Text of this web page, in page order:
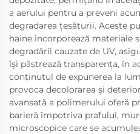
a aerului pentru a preveni
degradarea țesăturii. Aceste
haine incorporează materiale
degradării cauzate de UV,
își păstrează transparența, în
conținutul de expunerea la
provoca decolorarea și
avansată a polimerului oferă
barieră împotriva prafului,
microscopice care se